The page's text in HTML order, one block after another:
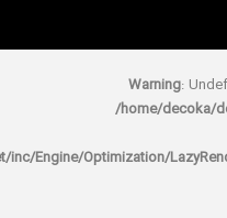
/
rocket/inc/Engine/